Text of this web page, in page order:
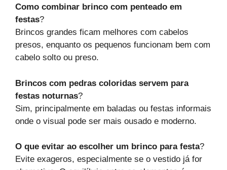
Como combinar brinco com penteado em
festas?
Brincos grandes ficam melhores com cabelos
presos, enquanto os pequenos funcionam bem com
cabelo solto ou preso.
Brincos com pedras coloridas servem para
festas noturnas?
Sim, principalmente em baladas ou festas informais
onde o visual pode ser mais ousado e moderno.
O que evitar ao escolher um brinco para festa?
Evite exageros, especialmente se o vestido já for